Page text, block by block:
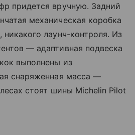
придется вручную. Задний
механическая коробка
лаунч-контроля. Из
— адаптивная подвеска
выполнены из
снаряженная масса —
стоят шины Michelin Pilot